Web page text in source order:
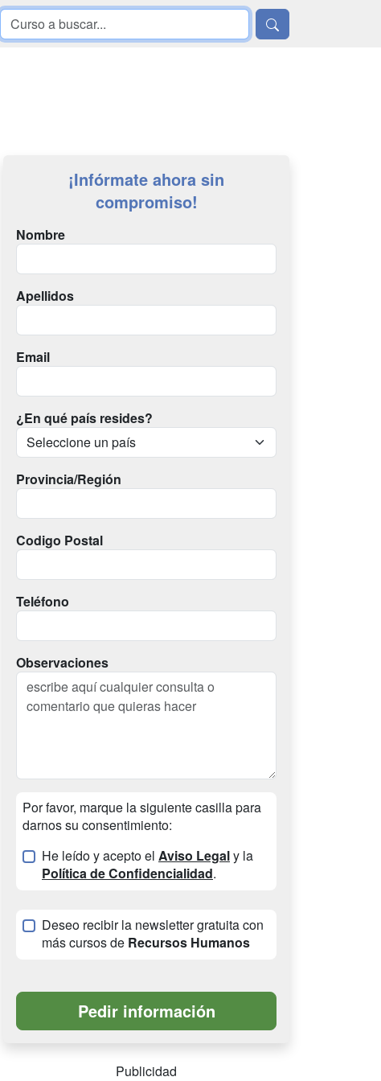
¡Infórmate ahora sin
compromiso!
Nombre
Apellidos
Email
¿En qué país resides?
Provincia/Región
Codigo Postal
Teléfono
Observaciones
Por favor, marque la siguiente casilla para
darnos su consentimiento:
He leído y acepto el Aviso Legaly la
Política de Confidencialidad.
Deseo recibir la newsletter gratuita con
más cursos de Recursos Humanos
Publicidad